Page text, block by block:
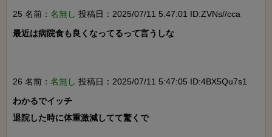
25 名前： 名無し 投稿日：2025/07/11 5:47:01 ID:ZVNs//cca
最近は病院食も良くなってるって言うしな
26 名前： 名無し 投稿日：2025/07/11 5:47:05 ID:4BX5Qu7s1
わかるでイッチ
退院した時に体重激減してて驚くで